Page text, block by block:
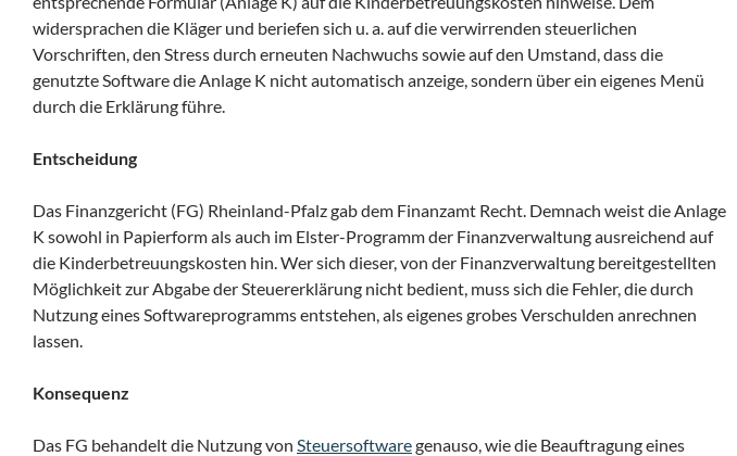
widersprachen die Kläger und beriefen sich u. a. auf die verwirrenden steuerlichen
Vorschriften, den Stress durch erneuten Nachwuchs sowie auf den Umstand, dass die
genutzte Software die Anlage K nicht automatisch anzeige, sondern über ein eigenes Menü
durch die Erklärung führe.
Entscheidung
Das Finanzgericht (FG) Rheinland-Pfalz gab dem Finanzamt Recht. Demnach weist die Anlage
K sowohl in Papierform als auch im Elster-Programm der Finanzverwaltung ausreichend auf
die Kinderbetreuungskosten hin. Wer sich dieser, von der Finanzverwaltung bereitgestellten
Möglichkeit zur Abgabe der Steuererklärung nicht bedient, muss sich die Fehler, die durch
Nutzung eines Softwareprogramms entstehen, als eigenes grobes Verschulden anrechnen
lassen.
Konsequenz
Das FG behandelt die Nutzung von Steuersoftwaregenauso, wie die Beauftragung eines